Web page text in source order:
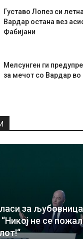
Густаво Лопез си
Вардар остана вез
Фабијани
Мелсунген ги
за мечот со Вардар во
за
не се